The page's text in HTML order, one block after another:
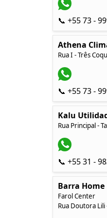
📞 +55 73 -
Athena
Rua I - Três
📞 +55 73 -
Kalu
Rua Principal -
📞 +55 31 -
Barra Home
Farol Center
Rua Doutora